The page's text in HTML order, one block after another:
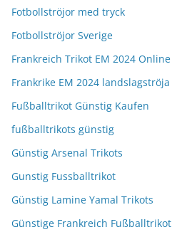
Fotbollströjor med tryck
Fotbollströjor Sverige
Frankreich Trikot EM 2024 Online
Frankrike EM 2024 landslagströja
Fußballtrikot Günstig Kaufen
fußballtrikots günstig
Günstig Arsenal Trikots
Gunstig Fussballtrikot
Günstig Lamine Yamal Trikots
Günstige Frankreich Fußballtrikot